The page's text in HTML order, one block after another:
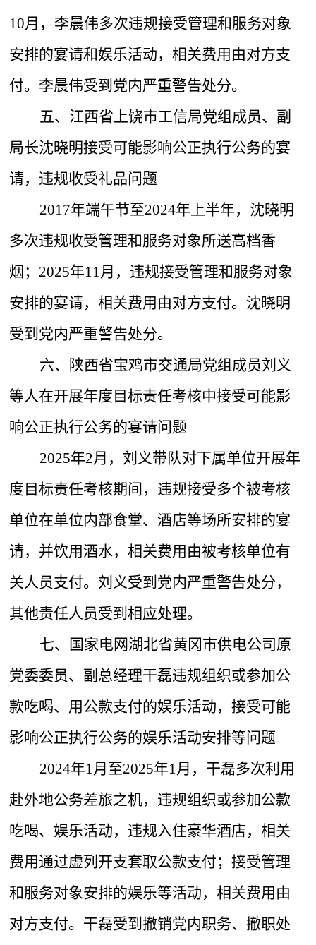
10月，李晨伟多次违规接受管理和服务对象
安排的宴请和娱乐活动，相关费用由对方支
付。李晨伟受到党内严重警告处分。
五、江西省上饶市工信局党组成员、副
局长沈晓明接受可能影响公正执行公务的宴
请，违规收受礼品问题
2017年端午节至2024年上半年，沈晓明
多次违规收受管理和服务对象所送高档香
烟；2025年11月，违规接受管理和服务对象
安排的宴请，相关费用由对方支付。沈晓明
受到党内严重警告处分。
六、陕西省宝鸡市交通局党组成员刘义
等人在开展年度目标责任考核中接受可能影
响公正执行公务的宴请问题
2025年2月，刘义带队对下属单位开展年
度目标责任考核期间，违规接受多个被考核
单位在单位内部食堂、酒店等场所安排的宴
请，并饮用酒水，相关费用由被考核单位有
关人员支付。刘义受到党内严重警告处分，
其他责任人员受到相应处理。
七、国家电网湖北省黄冈市供电公司原
党委委员、副总经理干磊违规组织或参加公
款吃喝、用公款支付的娱乐活动，接受可能
影响公正执行公务的娱乐活动安排等问题
2024年1月至2025年1月，干磊多次利用
赴外地公务差旅之机，违规组织或参加公款
吃喝、娱乐活动，违规入住豪华酒店，相关
费用通过虚列开支套取公款支付；接受管理
和服务对象安排的娱乐等活动，相关费用由
对方支付。干磊受到撤销党内职务、撤职处